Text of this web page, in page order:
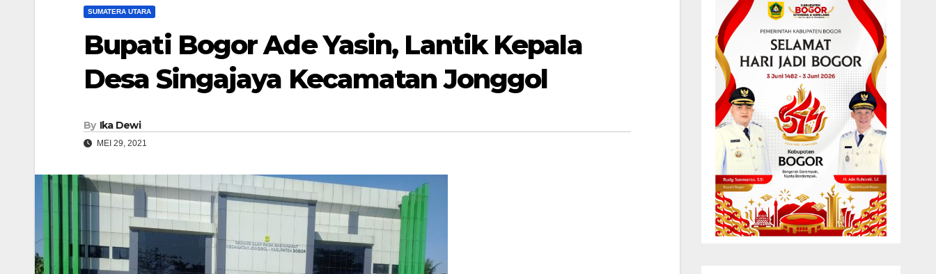
SUMATERA UTARA
Bupati Bogor Ade Yasin, Lantik Kepala
Desa Singajaya Kecamatan Jonggol
By Ika Dewi
MEI 29, 2021